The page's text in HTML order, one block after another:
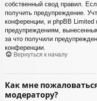
собственный свод правил.
получить предупреждение.
конференции, и phpBB Limited
предупреждениям,
за что получили
конференции.
Вернуться к началу
Как мне
модератору?